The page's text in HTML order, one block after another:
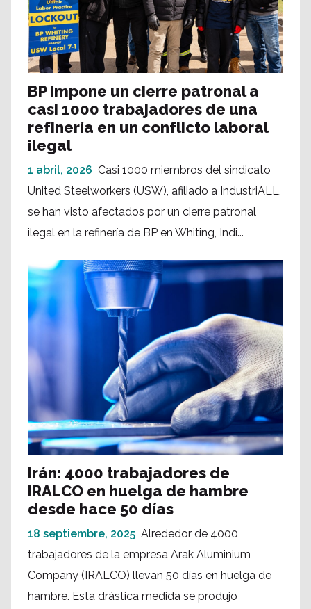
BP impone un cierre patronal a
casi 1000 trabajadores de una
refinería en un conflicto laboral
ilegal
1 abril, 2026 Casi 1000 miembros del sindicato
United Steelworkers (USW), afiliado a IndustriALL,
se han visto afectados por un cierre patronal
ilegal en la refinería de BP en Whiting, Indi...
Irán: 4000 trabajadores de
IRALCO en huelga de hambre
desde hace 50 días
18 septiembre, 2025 Alrededor de 4000
trabajadores de la empresa Arak Aluminium
Company (IRALCO) llevan 50 días en huelga de
hambre. Esta drástica medida se produjo